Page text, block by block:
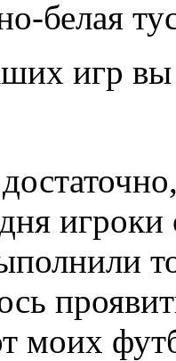
белая
игр вы
моих